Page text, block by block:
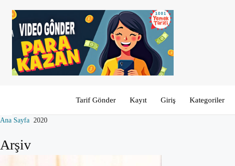
Tarif Gönder Kayıt Giriş Kategoriler
Ana Sayfa 2020
Arşiv